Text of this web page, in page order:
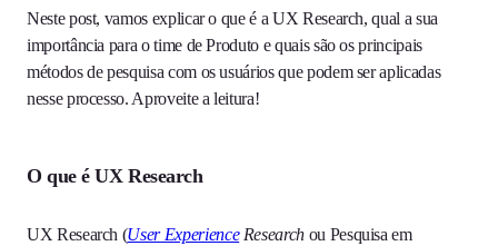
Neste post, vamos explicar o que é a UX Research, qual a sua
importância para o time de Produto e quais são os principais
métodos de pesquisa com os usuários que podem ser aplicadas
nesse processo. Aproveite a leitura!
O que é UX Research
UX Research (User ExperienceResearch ou Pesquisa em